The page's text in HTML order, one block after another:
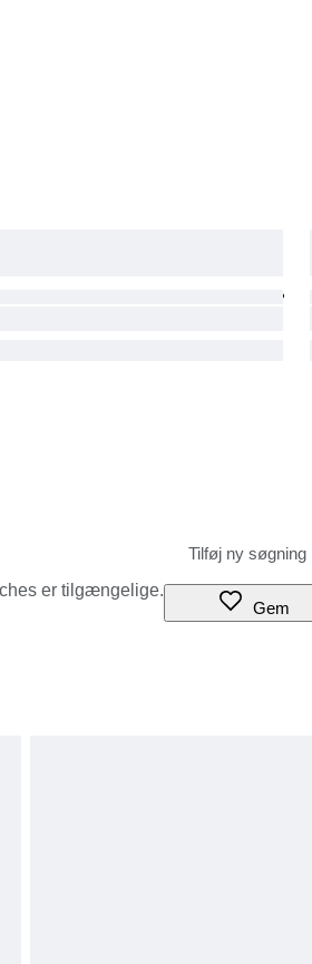
er tilgængelige.
Gem